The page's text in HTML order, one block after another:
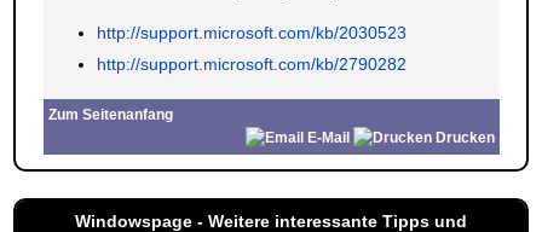
http://support.microsoft.com/kb/2030523
http://support.microsoft.com/kb/2790282
Zum Seitenanfang
E-Mail
Drucken
Windowspage - Weitere interessante Tipps und